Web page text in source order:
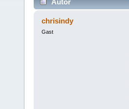
Autor
chrisindy
Gast